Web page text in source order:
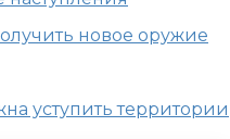
новое оружие
уступить территории